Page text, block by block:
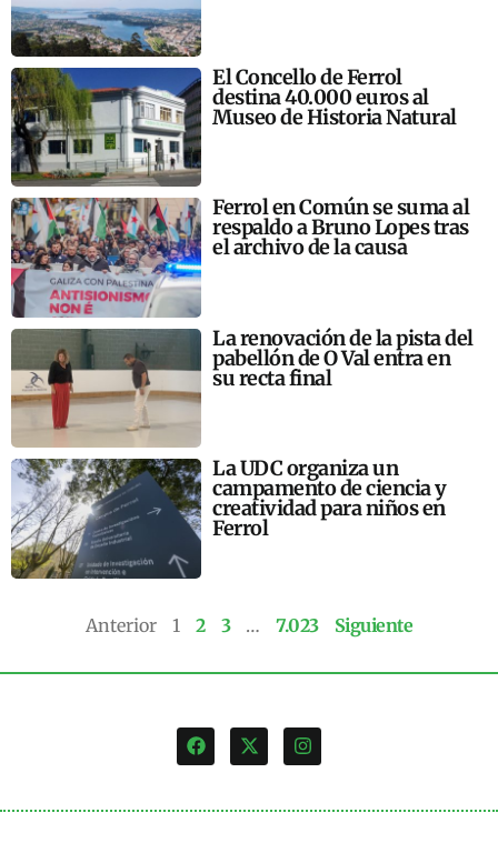
El Concello de Ferrol
destina 40.000 euros al
Museo de Historia Natural
Ferrol en Común se suma al
respaldo a Bruno Lopes tras
el archivo de la causa
La renovación de la pista del
pabellón de O Val entra en
su recta final
La UDC organiza un
campamento de ciencia y
creatividad para niños en
Ferrol
Anterior 1 2 3 … 7.023 Siguiente